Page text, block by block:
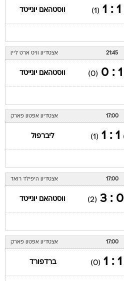
1 : 1
(1) ווסטהאם יונייטד
21:45 אצטדיון וויט ארט ליין
1 : 0
(0) ווסטהאם יונייטד
17:00 אצטדיון אפטון פארק
1 : 1
(1) ליברפול
17:00 אצטדיון היפילד רואד
0 : 3
(2) ווסטהאם יונייטד
17:00 אצטדיון אפטון פארק
1 : 1
(0) ברדפורד